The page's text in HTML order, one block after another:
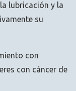
lubricación y la
su
con
con cáncer de